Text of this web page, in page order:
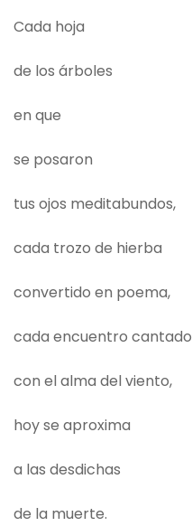
Cada hoja
de los árboles
en que
se posaron
tus ojos meditabundos,
cada trozo de hierba
convertido en poema,
cada encuentro cantado
con el alma del viento,
hoy se aproxima
a las desdichas
de la muerte.